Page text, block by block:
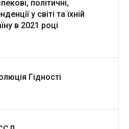
політичні,
у світі та їхній
в 2021 році
Гідності